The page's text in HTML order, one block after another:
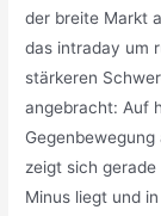
der breite Markt
das intraday um
stärkeren
angebracht: Auf
zeigt sich gerade
Minus liegt und